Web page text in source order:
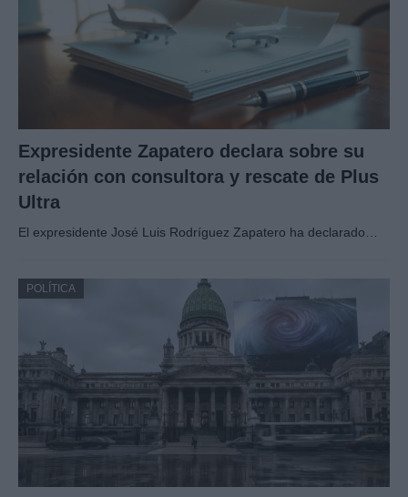
Expresidente Zapatero declara sobre su
relación con consultora y rescate de Plus
Ultra
El expresidente José Luis Rodríguez Zapatero ha declarado…
POLÍTICA